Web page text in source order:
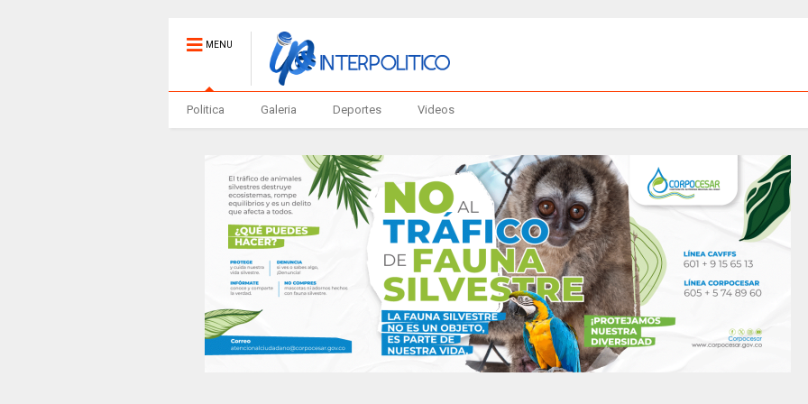
MENU
Politica Galeria Deportes Videos